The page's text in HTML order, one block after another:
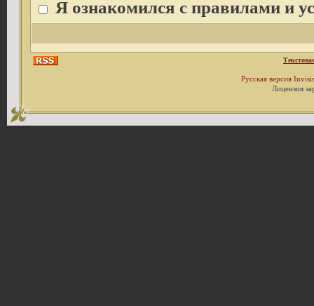
Я ознакомился с правилами и
Русская версия
Лицензия